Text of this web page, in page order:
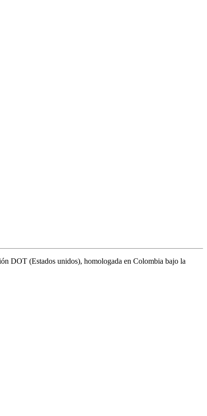
DOT (Estados unidos), homologada en Colombia bajo la